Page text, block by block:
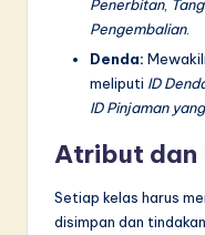
Penerbitan,
Pengembalian.
Denda:
meliputi ID
ID Pinjaman
Atribut dan
Setiap kelas harus
disimpan dan